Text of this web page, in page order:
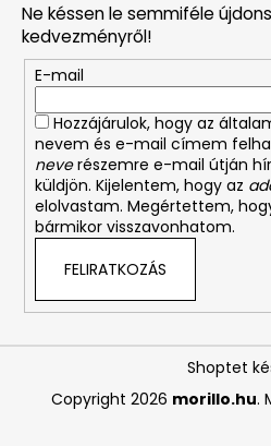
Ne késsen le semmiféle
kedvezményről!
E-mail
Hozzájárulok, hogy az
nevem és e-mail címem
neverészemre e-mail útján
küldjön. Kijelentem, hogy az
elolvastam. Megértettem,
bármikor visszavonhatom.
FELIRATKOZÁS
Shoptet
Copyright 2026 morillo.hu.